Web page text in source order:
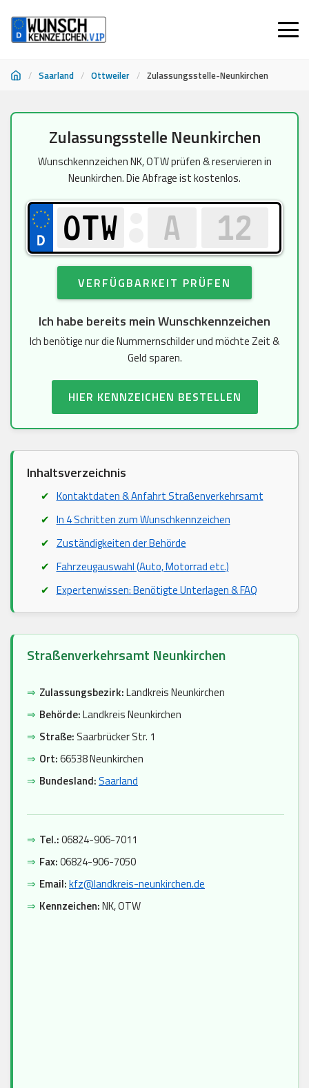
/ Saarland / Ottweiler / Zulassungsstelle-Neunkirchen
springen
Zulassungsstelle Neunkirchen
Wunschkennzeichen NK, OTW prüfen & reservieren in
Neunkirchen. Die Abfrage ist kostenlos.
VERFÜGBARKEIT PRÜFEN
Ich habe bereits mein Wunschkennzeichen
Ich benötige nur die Nummernschilder und möchte Zeit &
Geld sparen.
HIER KENNZEICHEN BESTELLEN
Inhaltsverzeichnis
Kontaktdaten & Anfahrt Straßenverkehrsamt
In 4 Schritten zum Wunschkennzeichen
Zuständigkeiten der Behörde
Fahrzeugauswahl (Auto, Motorrad etc.)
Expertenwissen: Benötigte Unterlagen & FAQ
Straßenverkehrsamt Neunkirchen
⇒ Zulassungsbezirk:Landkreis Neunkirchen
⇒ Behörde:Landkreis Neunkirchen
⇒ Straße: Saarbrücker Str. 1
⇒ Ort:66538 Neunkirchen
⇒ Bundesland:Saarland
⇒ Tel.:06824-906-7011
⇒ Fax:06824-906-7050
⇒ Email:kfz@landkreis-neunkirchen.de
⇒ Kennzeichen:NK, OTW